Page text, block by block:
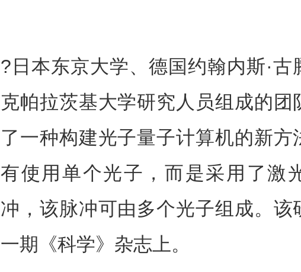
?日本东京大学、德国约翰内斯·古
克帕拉茨基大学研究人员组成的团
了一种构建光子量子计算机的新方
有使用单个光子，而是采用了激
冲，该脉冲可由多个光子组成。该
一期《科学》杂志上。